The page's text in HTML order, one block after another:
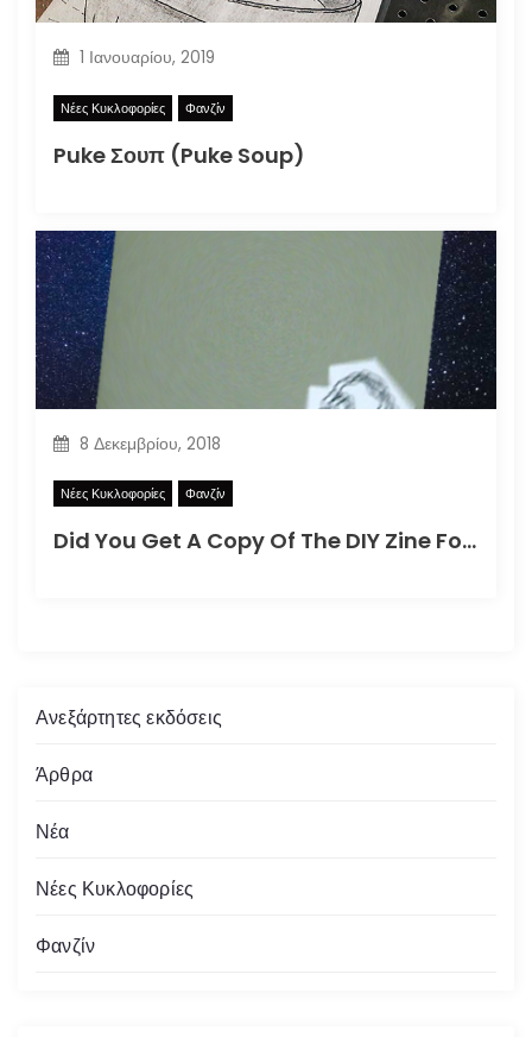
1 Ιανουαρίου, 2019
Νέες Κυκλοφορίες Φανζίν
Puke Σουπ (Puke Soup)
8 Δεκεμβρίου, 2018
Νέες Κυκλοφορίες Φανζίν
Did You Get A Copy Of The DIY Zine For How To Better Participate In Your Local Apocalypse?
Ανεξάρτητες εκδόσεις
Άρθρα
Νέα
Νέες Κυκλοφορίες
Φανζίν